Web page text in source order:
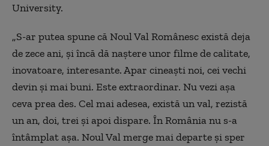
University.
„S-ar putea spune că Noul Val Românesc există deja
de zece ani, și încă dă naștere unor filme de calitate,
inovatoare, interesante. Apar cineaști noi, cei vechi
devin și mai buni. Este extraordinar. Nu vezi așa
ceva prea des. Cel mai adesea, există un val, rezistă
un an, doi, trei și apoi dispare. În România nu s-a
întâmplat așa. Noul Val merge mai departe și sper